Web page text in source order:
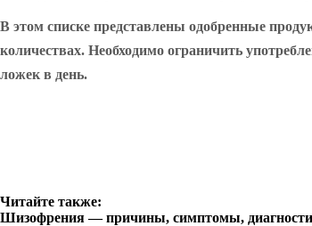
В этом списке представлены одобренные
количествах. Необходимо ограничить
ложек в день.
Читайте также:
Шизофрения — причины, симптомы,